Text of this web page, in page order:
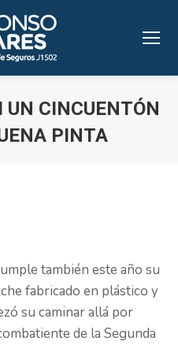
CINCUENTÓN
PINTA
también este año su
fabricado en plástico y
su caminar allá por
de la Segunda